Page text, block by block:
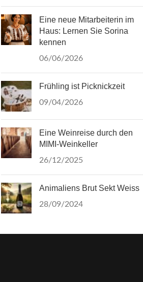
Eine neue Mitarbeiterin im
Haus: Lernen Sie Sorina
kennen
06/06/2026
Frühling ist Picknickzeit
09/04/2026
Eine Weinreise durch den
MIMI-Weinkeller
26/12/2025
Animaliens Brut Sekt Weiss
28/09/2024